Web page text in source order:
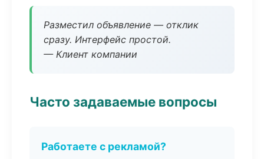
Разместил объявление — отклик
сразу. Интерфейс простой.
— Клиент компании
Часто задаваемые вопросы
Работаете с рекламой?